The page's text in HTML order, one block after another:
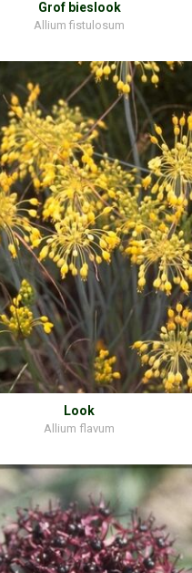
Grof bieslook
Allium fistulosum
Look
Allium flavum